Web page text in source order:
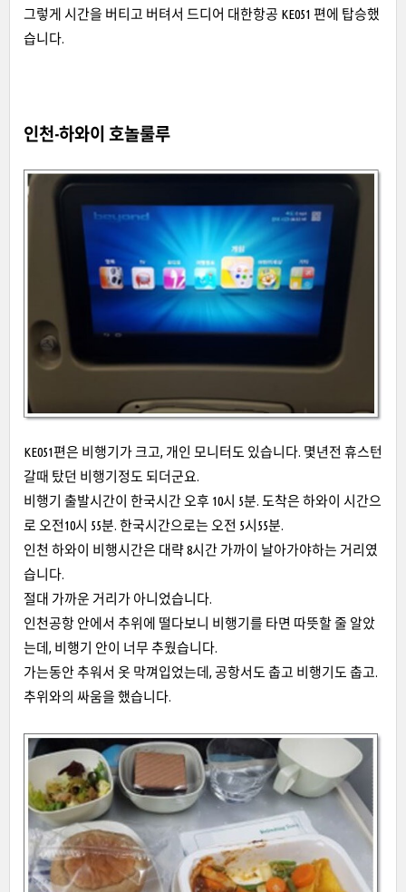
그렇게 시간을 버티고 버텨서 드디어 대한항공 KE051 편에 탑승했
습니다.
인천-하와이 호놀룰루
KE051편은 비행기가 크고, 개인 모니터도 있습니다. 몇년전 휴스턴
갈때 탔던 비행기정도 되더군요.
비행기 출발시간이 한국시간 오후 10시 5분. 도착은 하와이 시간으
로 오전10시 55분. 한국시간으로는 오전 5시55분.
인천 하와이 비행시간은 대략 8시간 가까이 날아가야하는 거리였
습니다.
절대 가까운 거리가 아니었습니다.
인천공항 안에서 추위에 떨다보니 비행기를 타면 따뜻할 줄 알았
는데, 비행기 안이 너무 추웠습니다.
가는동안 추워서 옷 막껴입었는데, 공항서도 춥고 비행기도 춥고.
추위와의 싸움을 했습니다.